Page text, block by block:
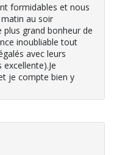
formidables et nous
au soir
grand bonheur de
inoubliable tout
avec leurs
je compte bien y